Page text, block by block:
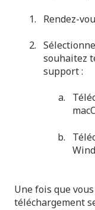
Rendez-
souhaitez
support :
Une fois que
téléchargement